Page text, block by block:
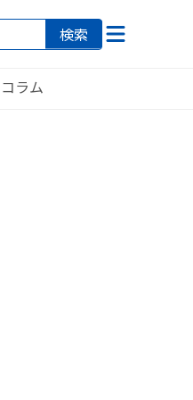
検索
コラム